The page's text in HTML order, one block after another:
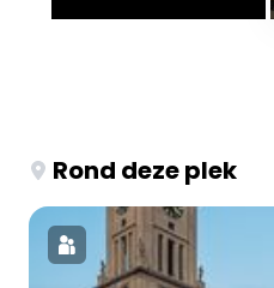
Rond deze plek